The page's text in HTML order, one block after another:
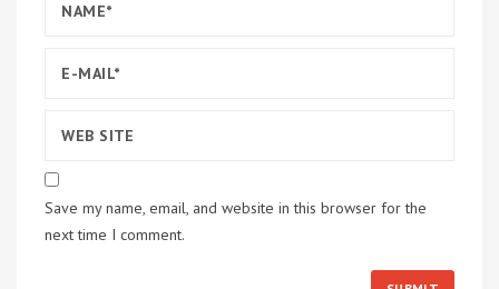
Save my name, email, and website in this browser for the
next time I comment.